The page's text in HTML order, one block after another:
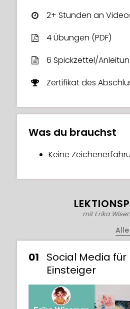
Anhängerschaft von über
Instagram aufgebaut.
alles, was sie über das
gelernt hat, mit dir zu
2+ Stunden an
4 Übungen (PDF)
6 Spickzettel/
Zertifikat des
Was du brauchst
Keine
mit Erika
01
Social Media für
Einsteiger